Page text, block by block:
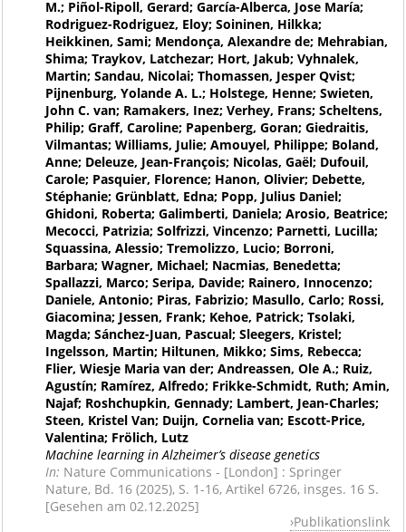
M.; Piñol-Ripoll, Gerard; García-Alberca, Jose María;
Rodriguez-Rodriguez, Eloy; Soininen, Hilkka;
Heikkinen, Sami; Mendonça, Alexandre de; Mehrabian,
Shima; Traykov, Latchezar; Hort, Jakub; Vyhnalek,
Martin; Sandau, Nicolai; Thomassen, Jesper Qvist;
Pijnenburg, Yolande A. L.; Holstege, Henne; Swieten,
John C. van; Ramakers, Inez; Verhey, Frans; Scheltens,
Philip; Graff, Caroline; Papenberg, Goran; Giedraitis,
Vilmantas; Williams, Julie; Amouyel, Philippe; Boland,
Anne; Deleuze, Jean-François; Nicolas, Gaël; Dufouil,
Carole; Pasquier, Florence; Hanon, Olivier; Debette,
Stéphanie; Grünblatt, Edna; Popp, Julius Daniel;
Ghidoni, Roberta; Galimberti, Daniela; Arosio, Beatrice;
Mecocci, Patrizia; Solfrizzi, Vincenzo; Parnetti, Lucilla;
Squassina, Alessio; Tremolizzo, Lucio; Borroni,
Barbara; Wagner, Michael; Nacmias, Benedetta;
Spallazzi, Marco; Seripa, Davide; Rainero, Innocenzo;
Daniele, Antonio; Piras, Fabrizio; Masullo, Carlo; Rossi,
Giacomina; Jessen, Frank; Kehoe, Patrick; Tsolaki,
Magda; Sánchez-Juan, Pascual; Sleegers, Kristel;
Ingelsson, Martin; Hiltunen, Mikko; Sims, Rebecca;
Flier, Wiesje Maria van der; Andreassen, Ole A.; Ruiz,
Agustín; Ramírez, Alfredo; Frikke-Schmidt, Ruth; Amin,
Najaf; Roshchupkin, Gennady; Lambert, Jean-Charles;
Steen, Kristel Van; Duijn, Cornelia van; Escott-Price,
Valentina; Frölich, Lutz
Machine learning in Alzheimer’s disease genetics
In: Nature Communications - [London] : Springer
Nature, Bd. 16 (2025), S. 1-16, Artikel 6726, insges. 16 S.
[Gesehen am 02.12.2025]
Publikationslink